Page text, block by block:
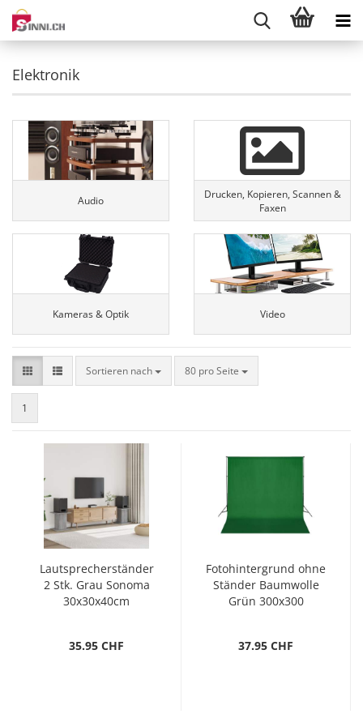
Elektronik
Audio
Drucken, Kopieren, Scannen &
Faxen
Kameras & Optik Video
Sortieren nach
Sortieren nach 80 pro Seite
pro Seite
1
Lautsprecherständer
2 Stk. Grau Sonoma
30x30x40cm
35.95 CHF
Fotohintergrund ohne
Ständer Baumwolle
Grün 300x300
37.95 CHF